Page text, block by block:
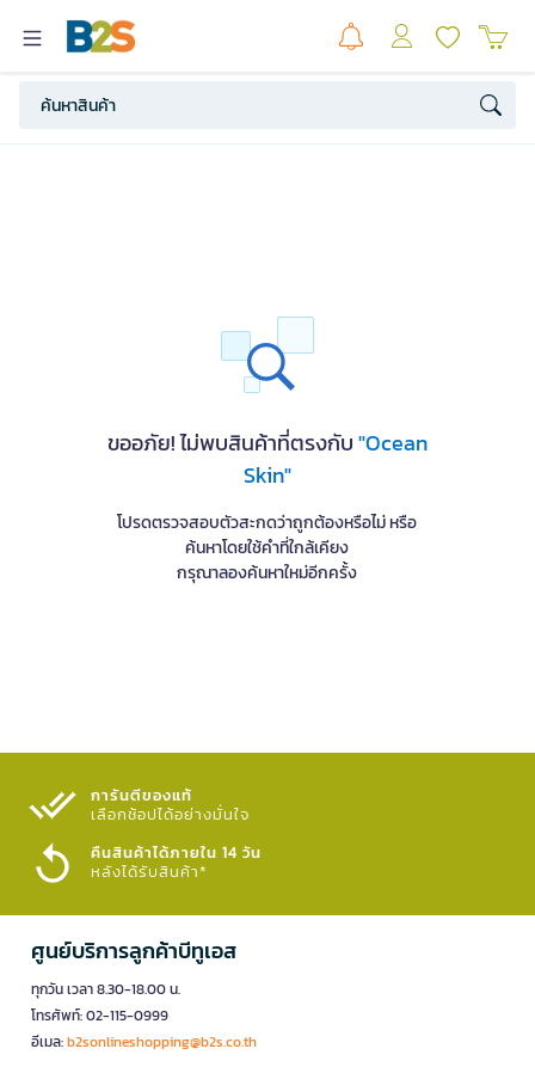
ขออภัย! ไม่พบสินค้าที่ตรงกับ"Ocean
Skin"
โปรดตรวจสอบตัวสะกดว่าถูกต้องหรือไม่ หรือ
ค้นหาโดยใช้คำที่ใกล้เคียง
กรุณาลองค้นหาใหม่อีกครั้ง
การันตีของแท้
เลือกช้อปได้อย่างมั่นใจ​
คืนสินค้าได้ภายใน 14 วัน
หลังได้รับสินค้า*
ศูนย์บริการลูกค้าบีทูเอส
ทุกวัน เวลา 8.30-18.00 น.
โทรศัพท์: 02-115-0999
อีเมล:b2sonlineshopping@b2s.co.th